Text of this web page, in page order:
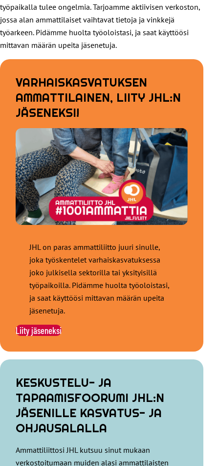
työpaikalla tulee ongelmia. Tarjoamme aktiivisen verkoston,
jossa alan ammattilaiset vaihtavat tietoja ja vinkkejä
työarkeen. Pidämme huolta työoloistasi, ja saat käyttöösi
mittavan määrän upeita jäsenetuja.
VARHAISKASVATUKSEN
AMMATTILAINEN, LIITY JHL:N
JÄSENEKSI!
JHL on paras ammattiliitto juuri sinulle,
joka työskentelet varhaiskasvatuksessa
joko julkisella sektorilla tai yksityisillä
työpaikoilla. Pidämme huolta työoloistasi,
ja saat käyttöösi mittavan määrän upeita
jäsenetuja.
Liity jäseneksi
KESKUSTELU- JA
TAPAAMISFOORUMI JHL:N
JÄSENILLE KASVATUS- JA
OHJAUSALALLA
Ammattiliittosi JHL kutsuu sinut mukaan
verkostoitumaan muiden alasi ammattilaisten